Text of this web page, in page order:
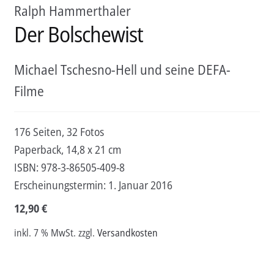
Ralph Hammerthaler
Der Bolschewist
Michael Tschesno-Hell und seine DEFA-
Filme
176 Seiten, 32 Fotos
Paperback, 14,8 x 21 cm
ISBN: 978-3-86505-409-8
Erscheinungstermin: 1. Januar 2016
12,90€
inkl. 7 % MwSt. zzgl. Versandkosten